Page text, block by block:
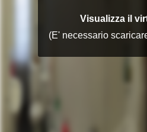
Visualizza il
(E' necessario